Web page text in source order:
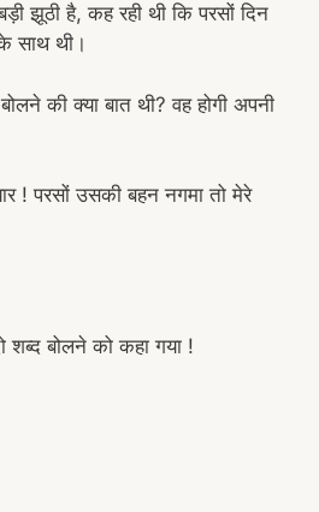
झूठी है, कह रही थी कि परसों दिन
साथ थी।
की क्या बात थी? वह होगी अपनी
! परसों उसकी बहन नगमा तो मेरे
शब्द बोलने को कहा गया !